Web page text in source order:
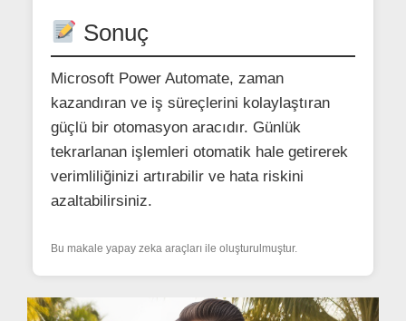
Sonuç
Microsoft Power Automate, zaman
kazandıran ve iş süreçlerini kolaylaştıran
güçlü bir otomasyon aracıdır. Günlük
tekrarlanan işlemleri otomatik hale getirerek
verimliliğinizi artırabilir ve hata riskini
azaltabilirsiniz.
Bu makale yapay zeka araçları ile oluşturulmuştur.